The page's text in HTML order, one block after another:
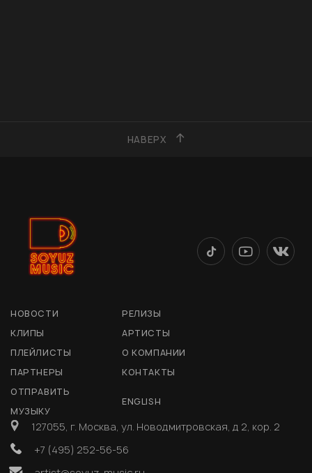
НАВЕРХ
НОВОСТИ
РЕЛИЗЫ
КЛИПЫ
АРТИСТЫ
ПЛЕЙЛИСТЫ
О КОМПАНИИ
ПАРТНЕРЫ
КОНТАКТЫ
ОТПРАВИТЬ
МУЗЫКУ
ENGLISH
127055, г. Москва, ул. Новодмитровская, д 2, кор. 2
+7 (495) 252-56-56